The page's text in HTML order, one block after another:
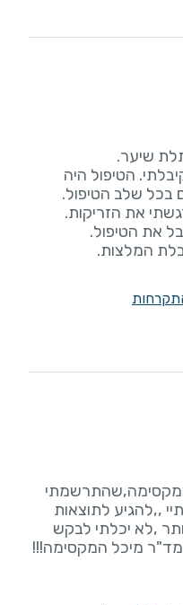
הטיפול היה
המלצות.
המקסימה,שהתרשמתי
,,להגיע לתוצאות
,לא יכלתי לבקש
מד"ר מיכל המקסימה!!!